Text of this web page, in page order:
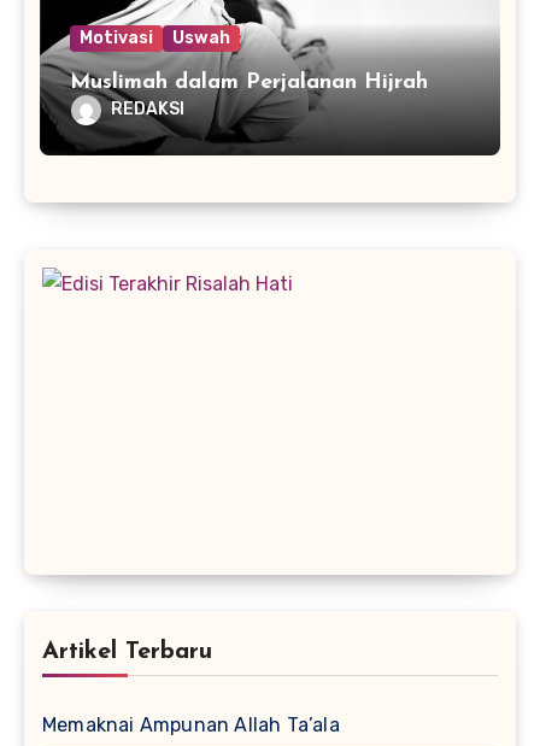
Motivasi Uswah
Muslimah dalam Perjalanan Hijrah
REDAKSI
Artikel Terbaru
Memaknai Ampunan Allah Ta’ala